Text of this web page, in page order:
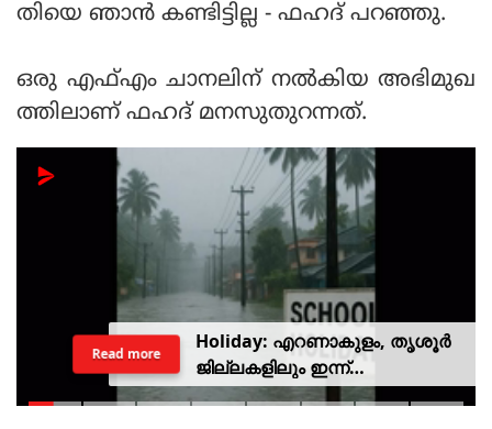
തിയെ ഞാൻ കണ്ടിട്ടില്ല - ഫഹദ് പറഞ്ഞു.
ഒരു എഫ്എം ചാനലിന് നൽകിയ അഭിമുഖ
ത്തിലാണ് ഫഹദ് മനസുതുറന്നത്.
Holiday: എറണാകുളം, തൃശൂർ
ജില്ലകളിലും ഇന്ന്
അവധിയാണേ..!
Read more